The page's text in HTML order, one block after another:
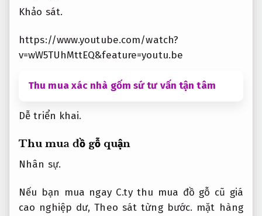
Khảo sát.
https://www.youtube.com/watch?
v=wW5TUhMttEQ&feature=youtu.be
Thu mua xác nhà gốm sứ tư vấn tận tâm
Dễ triển khai.
Thu mua đồ gỗ quận
Nhân sự.
Nếu bạn mua ngay C.ty thu mua đồ gỗ cũ giá
cao nghiệp dư,Theo sát từng bước. mặt hàng